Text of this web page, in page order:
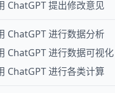
ChatGPT 提出修改意见
ChatGPT 进行数据分析
ChatGPT 进行数据可视化
ChatGPT 进行各类计算